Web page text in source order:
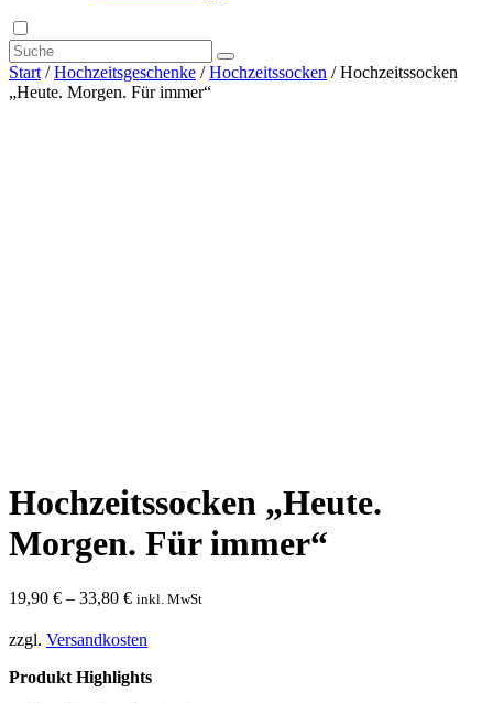
Start /Hochzeitsgeschenke /Hochzeitssocken / Hochzeitssocken
„Heute. Morgen. Für immer“
Hochzeitssocken „Heute.
Morgen. Für immer“
19,90 € – 33,80 € inkl. MwSt
zzgl. Versandkosten
Produkt Highlights